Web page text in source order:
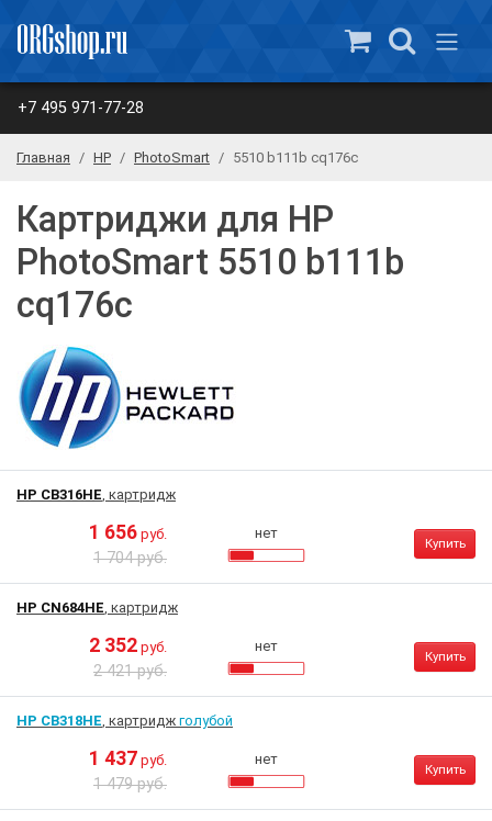
+7 495 971-77-28
Главная HP PhotoSmart 5510 b111b cq176c
Картриджи для HP
PhotoSmart 5510 b111b
cq176c
HP CB316HE, картридж
1 656 руб.
1 704 руб.
нет
Купить
HP CN684HE, картридж
2 352 руб.
2 421 руб.
нет
Купить
HP CB318HE, картридж голубой
1 437 руб.
1 479 руб.
нет
Купить